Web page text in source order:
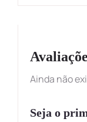
Ainda não
Seja o